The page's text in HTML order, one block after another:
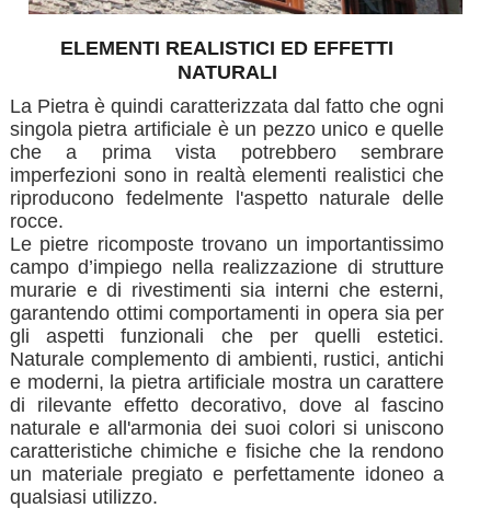
ELEMENTI REALISTICI ED EFFETTI
NATURALI
La Pietra è quindi caratterizzata dal fatto che ogni
singola pietra artificiale è un pezzo unico e quelle
che a prima vista potrebbero sembrare
imperfezioni sono in realtà elementi realistici che
riproducono fedelmente l'aspetto naturale delle
rocce.
Le pietre ricomposte trovano un importantissimo
campo d’impiego nella realizzazione di strutture
murarie e di rivestimenti sia interni che esterni,
garantendo ottimi comportamenti in opera sia per
gli aspetti funzionali che per quelli estetici.
Naturale complemento di ambienti, rustici, antichi
e moderni, la pietra artificiale mostra un carattere
di rilevante effetto decorativo, dove al fascino
naturale e all'armonia dei suoi colori si uniscono
caratteristiche chimiche e fisiche che la rendono
un materiale pregiato e perfettamente idoneo a
qualsiasi utilizzo.